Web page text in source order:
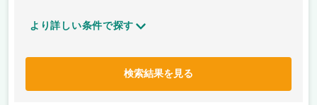
より詳しい条件で探す
検索結果を見る